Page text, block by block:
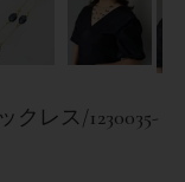
レス/1230035-